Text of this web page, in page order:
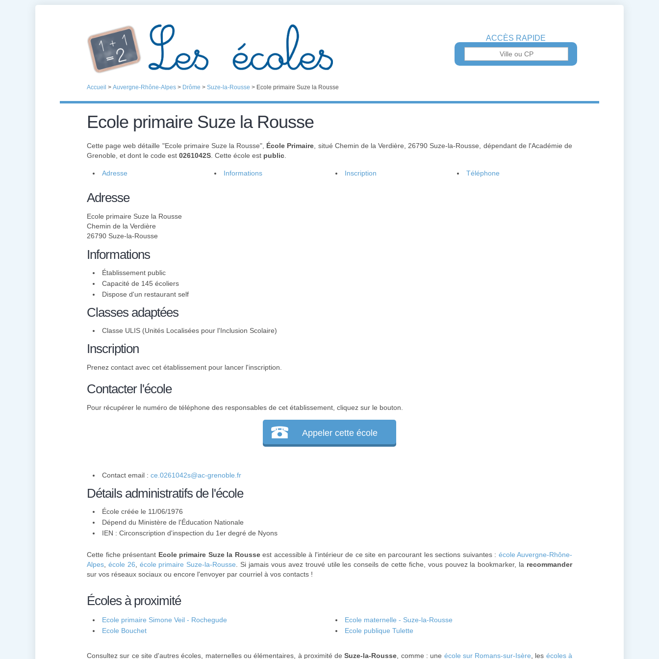
ACCÈS RAPIDE
Accueil > Auvergne-Rhône-Alpes > Drôme > Suze-la-Rousse > Ecole primaire Suze la Rousse
Ecole primaire Suze la Rousse
Cette page web détaille "Ecole primaire Suze la Rousse", École Primaire , situé Chemin de la Verdière, 26790 Suze-la-Rousse, dépendant de l'Académie de
Grenoble, et dont le code est 0261042S . Cette école est public
Adresse Informations Inscription Téléphone
Adresse
Ecole primaire Suze la Rousse
Chemin de la Verdière
26790 Suze-la-Rousse
Informations
Établissement public
Capacité de 145 écoliers
Dispose d'un restaurant self
Classes adaptées
Classe ULIS (Unités Localisées pour l'Inclusion Scolaire)
Inscription
Prenez contact avec cet établissement pour lancer l'inscription.
Contacter l'école
Pour récupérer le numéro de téléphone des responsables de cet établissement, cliquez sur le bouton.
Appeler cette école
Contact email : ce.0261042s@ac-grenoble.fr
Détails administratifs de l'école
École créée le 11/06/1976
Dépend du Ministère de l'Éducation Nationale
IEN : Circonscription d'inspection du 1er degré de Nyons
Cette fiche présentant Ecole primaire Suze la Rousseest accessible à l'intérieur de ce site en parcourant les sections suivantes : école Auvergne-Rhône-
Alpes école 26 école primaire Suze-la-Rousse . Si jamais vous avez trouvé utile les conseils de cette fiche, vous pouvez la bookmarker, la recommander
sur vos réseaux sociaux ou encore l'envoyer par courriel à vos contacts !
Écoles à proximité
Ecole primaire Simone Veil - Rochegude
Ecole maternelle - Suze-la-Rousse
Ecole Bouchet
Ecole publique Tulette
Consultez sur ce site d'autres écoles, maternelles ou élémentaires, à proximité deSuze-la-Rousse , comme : une école sur Romans-sur-Isère , les écoles à